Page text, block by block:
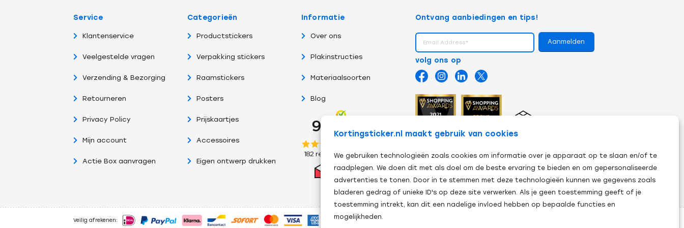
Kortingsticker.nl maakt gebruik van cookies
We gebruiken technologieën zoals cookies om informatie over je apparaat op te slaan en/of te
raadplegen. We doen dit met als doel om de beste ervaring te bieden en om gepersonaliseerde
advertenties te tonen. Door in te stemmen met deze technologieën kunnen we gegevens zoals
bladeren gedrag of unieke ID's op deze site verwerken. Als je geen toestemming geeft of je
toestemming intrekt, kan dit een nadelige invloed hebben op bepaalde functies en
mogelijkheden.
Service
Klantenservice
Veelgestelde vragen
Verzending & Bezorging
Retourneren
Privacy Policy
Mijn account
Actie Box aanvragen
Categorieën
Productstickers
Verpakking stickers
Raamstickers
Posters
Prijskaartjes
Accessoires
Eigen ontwerp drukken
Informatie
Over ons
Plakinstructies
Materiaalsoorten
Blog
Ontvang aanbiedingen en tips!
volg ons op
Veilig afrekenen: